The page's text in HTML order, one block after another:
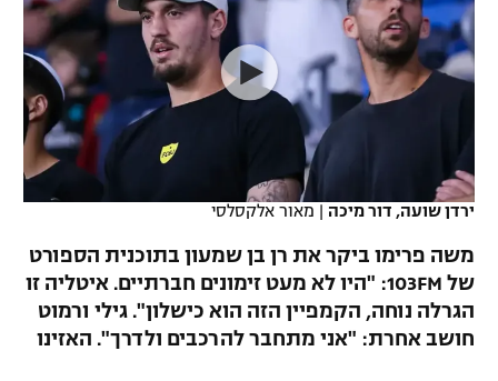
VOD
תוצאות
לוח שידורים
נבחרת ישראל
מכבי חיפה
מכבי תל אביב
הפועל חיפה
הפועל באר שבע
ליגה ספרדית
ליגה איטלקית
ליגה צרפתית
ליגה הולנדית
ליגה טורקית
ליגה סינית
כדורסל נשים
מכבי תל אביב
הפועל ירושלים
יורוליג
יורוקאפ
טניס
כדורעף
שחייה
ג'ודו
אגרוף
ירדן שועה, דור מיכה | מאור אלקסלסי
משה פרימו ביקר את רן בן שמעון בתוכנית הספורט
של 103FM: "היו לא מעט זימונים חברתיים. איטליה זו
הגרלה נוחה, הקמפיין הזה הוא כישלון". גילי ורמוט
חושב אחרת: "אני מתחבר להרכבים ולדרך". האזינו